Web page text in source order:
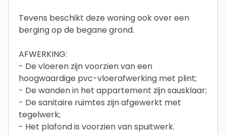
Tevens beschikt deze woning ook over een
berging op de begane grond.
AFWERKING:
- De vloeren zijn voorzien van een
hoogwaardige pvc-vloerafwerking met plint;
- De wanden in het appartement zijn sausklaar;
- De sanitaire ruimtes zijn afgewerkt met
tegelwerk;
- Het plafond is voorzien van spuitwerk.